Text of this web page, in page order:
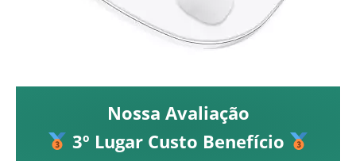
Nossa Avaliação
3º Lugar Custo Benefício